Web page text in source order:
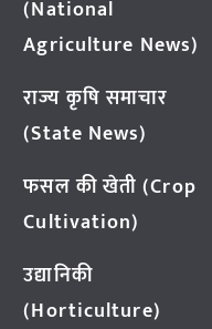
(National
Agriculture News)
राज्य कृषि समाचार
(State News)
फसल की खेती (Crop
Cultivation)
उद्यानिकी
(Horticulture)